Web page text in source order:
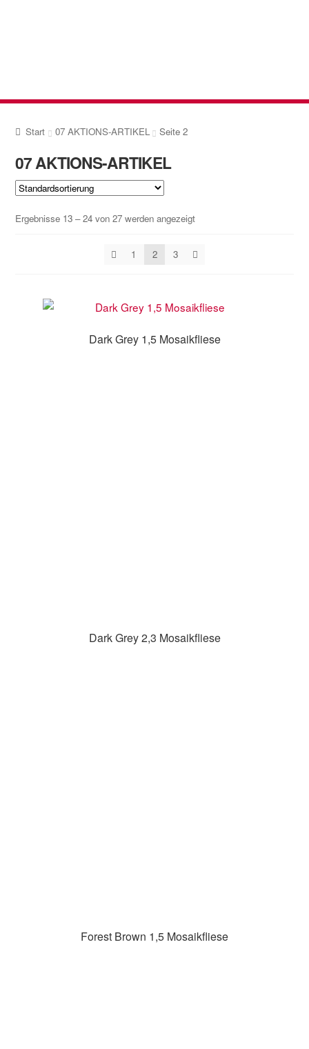
Start 07 AKTIONS-ARTIKEL Seite 2
07 AKTIONS-ARTIKEL
Ergebnisse 13 – 24 von 27 werden angezeigt
1 2 3
Dark Grey 1,5 Mosaikfliese
Dark Grey 2,3 Mosaikfliese
Forest Brown 1,5 Mosaikfliese